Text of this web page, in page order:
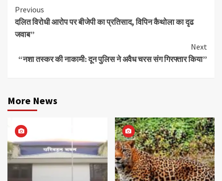
Continue
Reading
Previous
दलित विरोधी आरोप पर बीजेपी का प्रतिसाद, विपिन कैथोला का दृढ
जवाब”
Next
“नशा तस्कर की नाकामी: दून पुलिस ने अवैध चरस संग गिरफ्तार किया”
More News